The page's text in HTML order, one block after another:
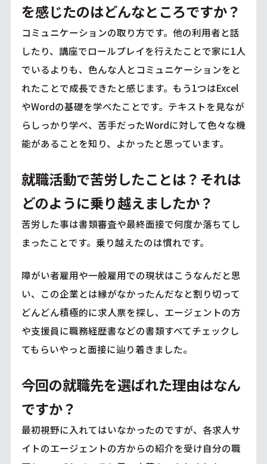
を感じたのはどんなところですか？
コミュニケーションの取り方です。他の利用者と話
したり、講座でロールプレイを行えたことで家に1人
でいるよりも、色んな人とコミュニケーションをと
れたことで成長できたと感じます。もう1つはExcel
やWordの基礎を学べたことです。テキストを見なが
らしっかり学べ、苦手だったWordに対して色々な機
能があることを知り、よかったと思っています。
就職活動で苦労したことは？それは
どのように乗り越えましたか？
苦労した事は書類審査や最終面接で何度か落ちてし
まったことです。乗り越えたのは慣れです。
障がい者雇用や一般雇用での現状はこうなんだと思
い、この企業とは縁がなかったんだなと割り切って
どんどん積極的に求人票を探し、エージェントの方
や支援員に職務経歴書などの書類すべてチェックし
てもらいやっと面接に辿り着きました。
今回の就職先を選ばれた理由はなん
ですか？
最初視野に入れてはいなかったのですが、各求人サ
イトのエージェントの方からの紹介を受け自分の職